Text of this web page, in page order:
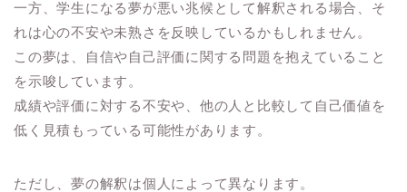
一方、学生になる夢が悪い兆候として解釈される場合、そ
れは心の不安や未熟さを反映しているかもしれません。
この夢は、自信や自己評価に関する問題を抱えていること
を示唆しています。
成績や評価に対する不安や、他の人と比較して自己価値を
低く見積もっている可能性があります。
ただし、夢の解釈は個人によって異なります。